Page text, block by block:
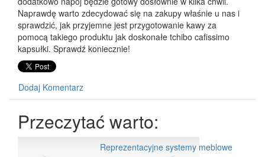
Naprawdę warto zdecydować się na zakupy właśnie u nas i
sprawdzić, jak przyjemne jest przygotowanie kawy za
pomocą takiego produktu jak doskonałe tchibo cafissimo
kapsułki. Sprawdź koniecznie!
Dodaj Komentarz
Przeczytać warto:
Reprezentacyjne systemy meblowe